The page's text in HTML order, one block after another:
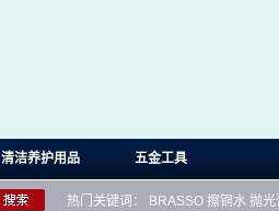
清洁养护用品 五金工具
热门关键词： BRASSO 擦铜水 抛光